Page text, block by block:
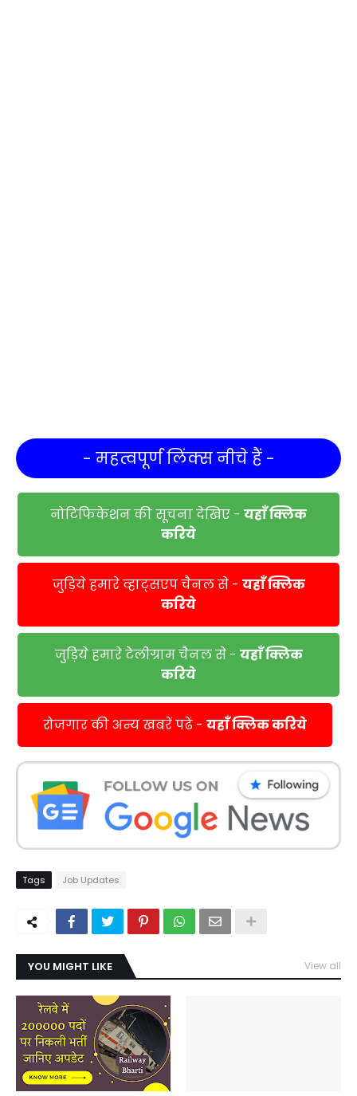
- महत्वपूर्ण लिंक्स नीचे हैं -
नोटिफिकेशन की सूचना देखिए - यहाँ क्लिक
करिये
जुड़िये हमारे व्हाट्सएप चैनल से - यहाँ क्लिक
करिये
जुड़िये हमारे टेलीग्राम चैनल से - यहाँ क्लिक
करिये
रोजगार की अन्य खबरें पढें - यहाँ क्लिक करिये
Tags Job Updates
YOU MIGHT LIKE View all